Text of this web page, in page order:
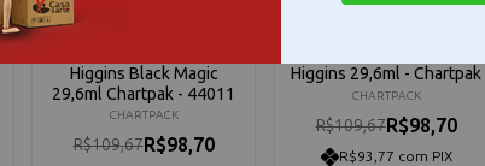
Higgins Black Magic
29,6ml Chartpak - 44011
CHARTPACK
R$109,67R$98,70
Higgins 29,6ml - Chartpak
CHARTPACK
R$109,67R$98,70
R$93,77 com PIX